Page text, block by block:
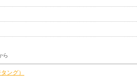
ら
ング）